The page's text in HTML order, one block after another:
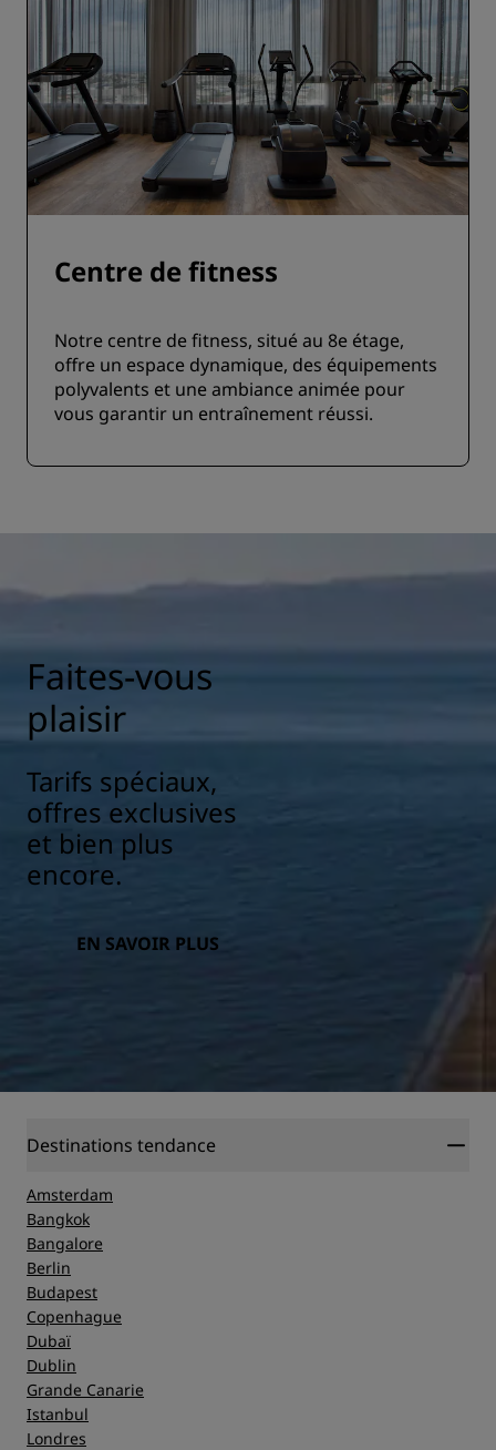
Centre de fitness
Notre centre de fitness, situé au 8e étage,
offre un espace dynamique, des équipements
polyvalents et une ambiance animée pour
vous garantir un entraînement réussi.
Faites-vous
plaisir
Tarifs spéciaux,
offres exclusives
et bien plus
encore.
EN SAVOIR PLUS
Destinations tendance
Amsterdam
Bangkok
Bangalore
Berlin
Budapest
Copenhague
Dubaï
Dublin
Grande Canarie
Istanbul
Londres